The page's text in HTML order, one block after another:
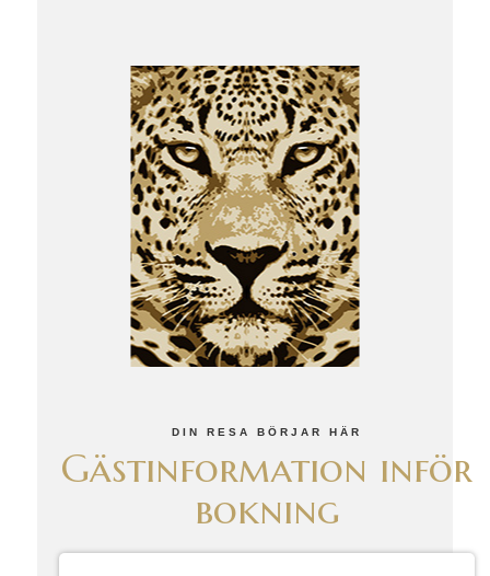
DIN RESA BÖRJAR HÄR
Gästinformation inför
bokning